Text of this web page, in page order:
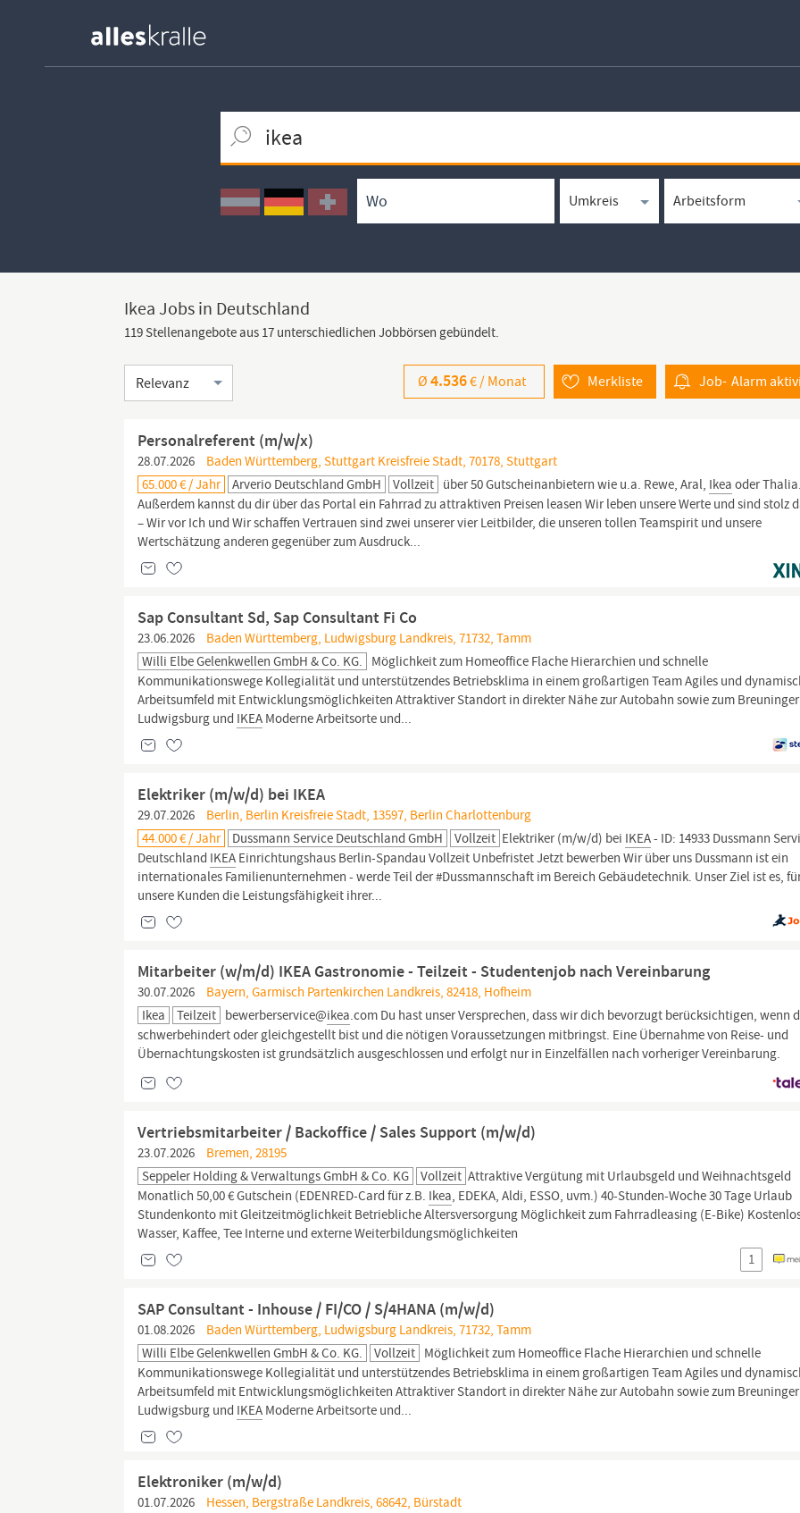
Ortssuche
Umkreissuche
Arbeitsform
Ikea Jobs in Deutschland
119 Stellenangebote aus 17 unterschiedlichen Jobbörsen gebündelt.
Sortierung Job- Alarm
Merkliste
Ø4.536€ / Monat
Personalreferent (m/w/x)
28.07.2026
Baden Württemberg, Stuttgart Kreisfreie Stadt, 70178, Stuttgart
65.000 € / Jahr
Arverio Deutschland GmbH Vollzeit über 50 Gutscheinanbietern wie u.a. Rewe, Aral, Ikea oder Thalia.
Außerdem kannst du dir über das Portal ein Fahrrad zu attraktiven Preisen leasen Wir leben unsere Werte und sind stolz
– Wir vor Ich und Wir schaffen Vertrauen sind zwei unserer vier Leitbilder, die unseren tollen Teamspirit und unsere
Wertschätzung anderen gegenüber zum Ausdruck...
Sap Consultant Sd, Sap Consultant Fi Co
23.06.2026
Baden Württemberg, Ludwigsburg Landkreis, 71732, Tamm
Willi Elbe Gelenkwellen GmbH & Co. KG. Möglichkeit zum Homeoffice Flache Hierarchien und schnelle
Kommunikationswege Kollegialität und unterstützendes Betriebsklima in einem großartigen Team Agiles und
Arbeitsumfeld mit Entwicklungsmöglichkeiten Attraktiver Standort in direkter Nähe zur Autobahn sowie zum
Ludwigsburg und IKEA Moderne Arbeitsorte und...
Elektriker (m/w/d) bei IKEA
29.07.2026
Berlin, Berlin Kreisfreie Stadt, 13597, Berlin Charlottenburg
44.000 € / Jahr
Dussmann Service Deutschland GmbH Vollzeit Elektriker (m/w/d) bei IKEA- ID: 14933 Dussmann
Deutschland IKEA Einrichtungshaus Berlin-Spandau Vollzeit Unbefristet Jetzt bewerben Wir über uns Dussmann ist ein
internationales Familienunternehmen - werde Teil der #Dussmannschaft im Bereich Gebäudetechnik. Unser Ziel ist es,
unsere Kunden die Leistungsfähigkeit ihrer...
Mitarbeiter (w/m/d) IKEA Gastronomie - Teilzeit - Studentenjob nach Vereinbarung
30.07.2026
Bayern, Garmisch Partenkirchen Landkreis, 82418, Hofheim
Ikea
Teilzeit bewerberservice@ikea.com Du hast unser Versprechen, dass wir dich bevorzugt berücksichtigen, wenn
schwerbehindert oder gleichgestellt bist und die nötigen Voraussetzungen mitbringst. Eine Übernahme von Reise- und
Übernachtungskosten ist grundsätzlich ausgeschlossen und erfolgt nur in Einzelfällen nach vorheriger Vereinbarung.
Vertriebsmitarbeiter / Backoffice / Sales Support (m/w/d)
23.07.2026
Bremen, 28195
Seppeler Holding & Verwaltungs GmbH & Co. KG
Vollzeit Attraktive Vergütung mit Urlaubsgeld und Weihnachtsgeld
Monatlich 50,00 € Gutschein (EDENRED-Card für z.B. Ikea, EDEKA, Aldi, ESSO, uvm.) 40-Stunden-Woche 30 Tage Urlaub
Stundenkonto mit Gleitzeitmöglichkeit Betriebliche Altersversorgung Möglichkeit zum Fahrradleasing (E-Bike)
Wasser, Kaffee, Tee Interne und externe Weiterbildungsmöglichkeiten
1
SAP Consultant - Inhouse / FI/CO / S/4HANA (m/w/d)
01.08.2026
Baden Württemberg, Ludwigsburg Landkreis, 71732, Tamm
Willi Elbe Gelenkwellen GmbH & Co. KG.
Vollzeit Möglichkeit zum Homeoffice Flache Hierarchien und schnelle
Kommunikationswege Kollegialität und unterstützendes Betriebsklima in einem großartigen Team Agiles und
Arbeitsumfeld mit Entwicklungsmöglichkeiten Attraktiver Standort in direkter Nähe zur Autobahn sowie zum
Ludwigsburg und IKEA Moderne Arbeitsorte und...
Elektroniker (m/w/d)
01.07.2026
Hessen, Bergstraße Landkreis, 68642, Bürstadt